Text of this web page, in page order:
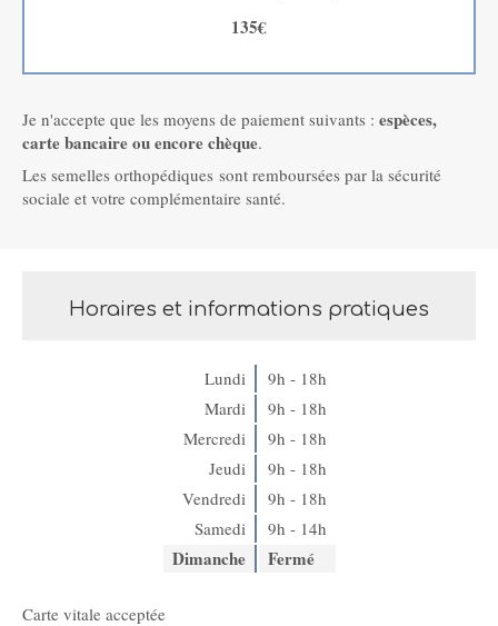
135€
Je n'accepte que les moyens de paiement suivants : espèces,
carte bancaire ou encore chèque.
Les semelles orthopédiques sont remboursées par la sécurité
sociale et votre complémentaire santé.
Horaires et informations pratiques
Lundi
9h - 18h
Mardi
9h - 18h
Mercredi
9h - 18h
Jeudi
9h - 18h
Vendredi
9h - 18h
Samedi
9h - 14h
Dimanche Fermé
Carte vitale acceptée